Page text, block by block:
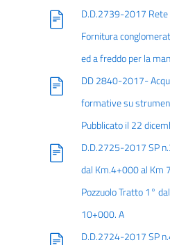
D.D.2739-2017 Rete
Fornitura
ed a freddo per la
DD 2840-2017-
formative su
Pubblicato il 22
D.D.2725-2017 SP
dal Km.4+000 al Km
Pozzuolo Tratto 1°
10+000. A
D.D.2724-2017 SP